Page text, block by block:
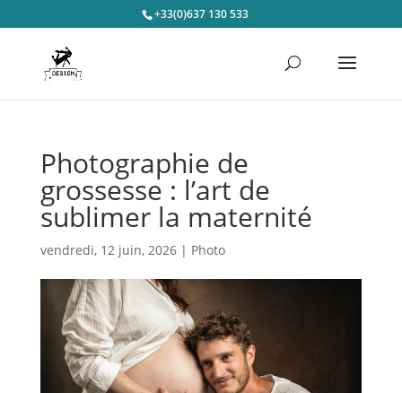
+33(0)637 130 533
Photographie de
grossesse : l’art de
sublimer la maternité
vendredi, 12 juin, 2026| Photo